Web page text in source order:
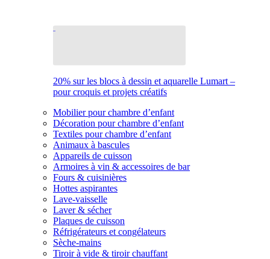
20% sur les blocs à dessin et aquarelle Lumart –
pour croquis et projets créatifs
Mobilier pour chambre d’enfant
Décoration pour chambre d’enfant
Textiles pour chambre d’enfant
Animaux à bascules
Appareils de cuisson
Armoires à vin & accessoires de bar
Fours & cuisinières
Hottes aspirantes
Lave-vaisselle
Laver & sécher
Plaques de cuisson
Réfrigérateurs et congélateurs
Sèche-mains
Tiroir à vide & tiroir chauffant